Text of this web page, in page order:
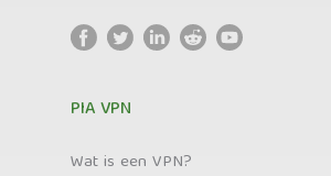
PIA VPN
Wat is een VPN?